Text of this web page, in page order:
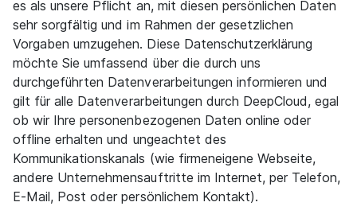
es als unsere Pflicht an, mit diesen persönlichen Daten
sehr sorgfältig und im Rahmen der gesetzlichen
Vorgaben umzugehen. Diese Datenschutzerklärung
möchte Sie umfassend über die durch uns
durchgeführten Datenverarbeitungen informieren und
gilt für alle Datenverarbeitungen durch DeepCloud, egal
ob wir Ihre personenbezogenen Daten online oder
offline erhalten und ungeachtet des
Kommunikationskanals (wie firmeneigene Webseite,
andere Unternehmensauftritte im Internet, per Telefon,
E-Mail, Post oder persönlichem Kontakt).